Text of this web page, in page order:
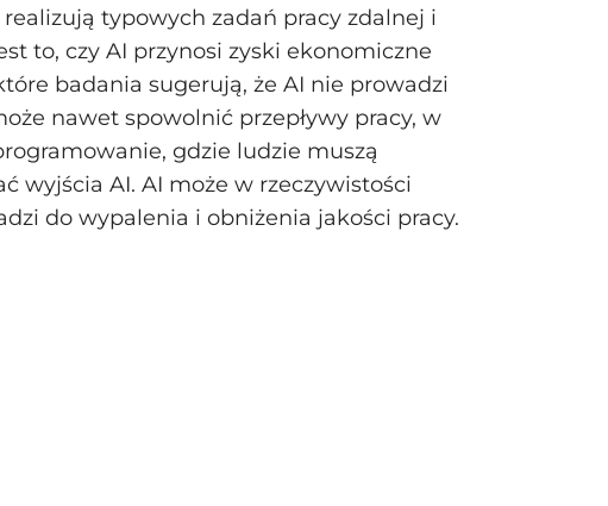
typowych zadań pracy zdalnej i
to, czy AI przynosi zyski ekonomiczne
badania sugerują, że AI nie prowadzi
nawet spowolnić przepływy pracy, w
gdzie ludzie muszą
wyjścia AI. AI może w rzeczywistości
do wypalenia i obniżenia jakości pracy.